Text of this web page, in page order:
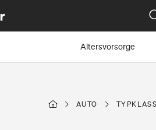
Altersvorsorge
AUTO